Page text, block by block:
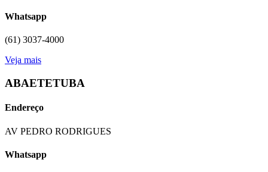
Whatsapp
(61) 3037-4000
Veja mais
ABAETETUBA
Endereço
AV PEDRO RODRIGUES
Whatsapp